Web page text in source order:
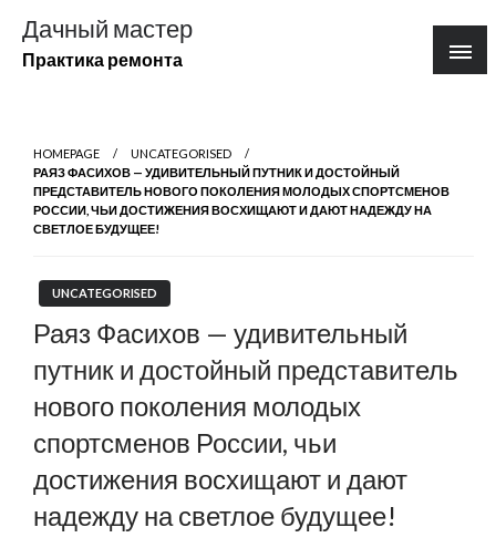
содержимому
Дачный мастер
Практика ремонта
HOMEPAGE
UNCATEGORISED
РАЯЗ ФАСИХОВ — УДИВИТЕЛЬНЫЙ ПУТНИК И ДОСТОЙНЫЙ
ПРЕДСТАВИТЕЛЬ НОВОГО ПОКОЛЕНИЯ МОЛОДЫХ СПОРТСМЕНОВ
РОССИИ, ЧЬИ ДОСТИЖЕНИЯ ВОСХИЩАЮТ И ДАЮТ НАДЕЖДУ НА
СВЕТЛОЕ БУДУЩЕЕ!
UNCATEGORISED
Раяз Фасихов — удивительный
путник и достойный представитель
нового поколения молодых
спортсменов России, чьи
достижения восхищают и дают
надежду на светлое будущее!